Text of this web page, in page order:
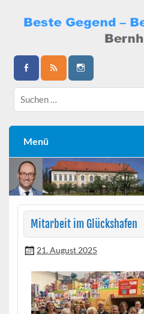
content
Bernhard Seidenath
Menü
Mitarbeit im Glückshafen
21. August 2025